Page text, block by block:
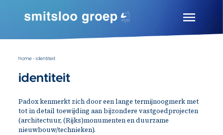
Smitsloo Groep
Expertise door ervaring
home -identiteit
identiteit
Padox kenmerkt zich door een lange termijnoogmerk met
tot in detail toewijding aan bijzondere vastgoedprojecten
(architectuur, (Rijks)monumenten en duurzame
nieuwbouw/technieken).